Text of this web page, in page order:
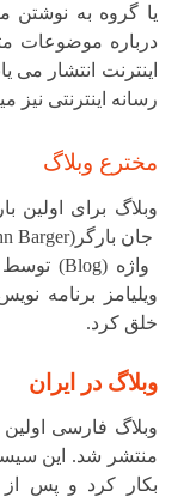
یا گروه به نوشتن
درباره موضوعات
اینترنت انتشار می
رسانه اینترنتی نیز
مخترع وبلاگ
وبلاگ برای اولین بار در سال ۱۹۹۷،
واژه (Blog
( توسط
ویلیامز
برنامه
خلق کرد.
وبلاگ در ایران
منتشر شد. این
بکار کرد و پس